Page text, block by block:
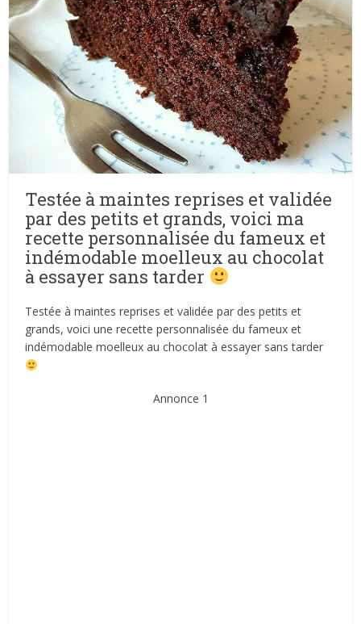
Testée à maintes reprises et validée
par des petits et grands, voici ma
recette personnalisée du fameux et
indémodable moelleux au chocolat
à essayer sans tarder
Testée à maintes reprises et validée par des petits et
grands, voici une recette personnalisée du fameux et
indémodable moelleux au chocolat à essayer sans tarder
Annonce 1